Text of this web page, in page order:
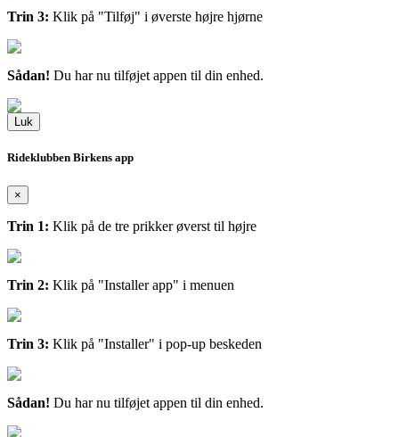
Trin 3: Klik på "Tilføj" i øverste højre hjørne
Sådan! Du har nu tilføjet appen til din enhed.
Luk
Rideklubben Birkens app
×
Trin 1: Klik på de tre prikker øverst til højre
Trin 2: Klik på "Installer app" i menuen
Trin 3: Klik på "Installer" i pop-up beskeden
Sådan! Du har nu tilføjet appen til din enhed.